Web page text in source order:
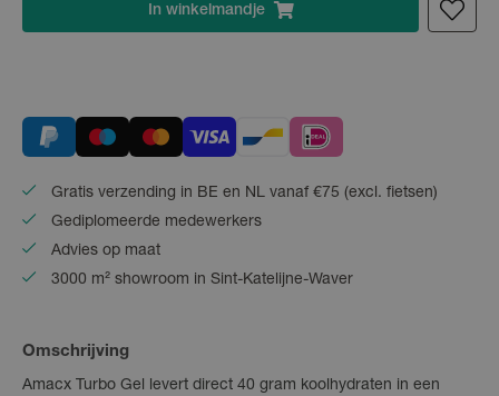
In winkelmandje
Gratis verzending in BE en NL vanaf €75 (excl. fietsen)
Gediplomeerde medewerkers
Advies op maat
3000 m² showroom in Sint-Katelijne-Waver
Omschrijving
Amacx Turbo Gel levert direct 40 gram koolhydraten in een